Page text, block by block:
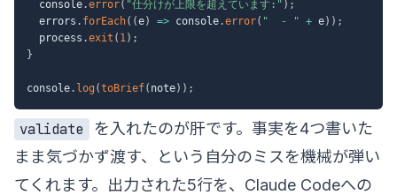
  console
.error( "仕分けが上限を超えています:" ) ;
  errors
. forEach( (e) => console.error( "  - " + e) ) ;
  process
.exit ( 1) ;
}
console. log (toBrief( note) ) ;
validate
を入れたのが肝です。事実を4つ書いた
まま気づかず渡す、という自分のミスを機械が弾い
てくれます。出力された5行を、Claude Codeへの